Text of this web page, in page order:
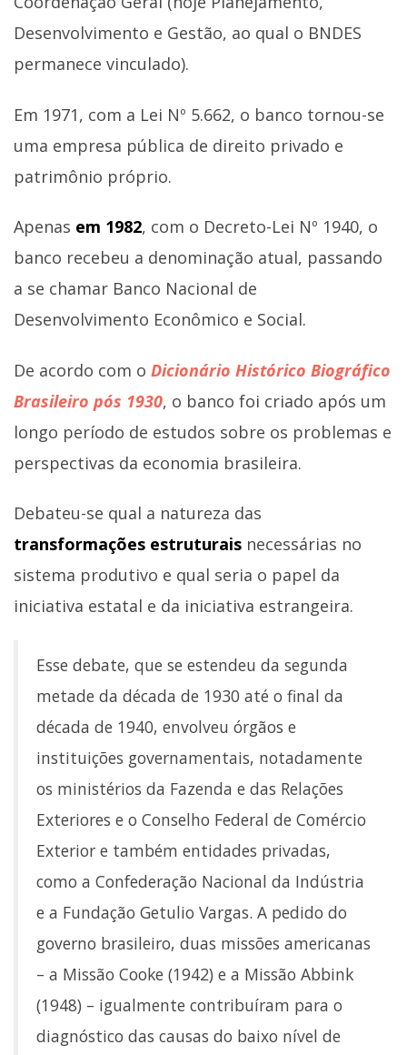
Desenvolvimento e Gestão, ao qual o BNDES
permanece vinculado).
Em 1971, com a Lei Nº 5.662, o banco tornou-se
uma empresa pública de direito privado e
patrimônio próprio.
Apenas em 1982, com o Decreto-Lei Nº 1940, o
banco recebeu a denominação atual, passando
a se chamar Banco Nacional de
Desenvolvimento Econômico e Social.
De acordo com o Dicionário Histórico Biográfico
Brasileiro pós 1930, o banco foi criado após um
longo período de estudos sobre os problemas e
perspectivas da economia brasileira.
Debateu-se qual a natureza das
transformações estruturais necessárias no
sistema produtivo e qual seria o papel da
iniciativa estatal e da iniciativa estrangeira.
Esse debate, que se estendeu da segunda
metade da década de 1930 até o final da
década de 1940, envolveu órgãos e
instituições governamentais, notadamente
os ministérios da Fazenda e das Relações
Exteriores e o Conselho Federal de Comércio
Exterior e também entidades privadas,
como a Confederação Nacional da Indústria
e a Fundação Getulio Vargas. A pedido do
governo brasileiro, duas missões americanas
– a Missão Cooke (1942) e a Missão Abbink
(1948) – igualmente contribuíram para o
diagnóstico das causas do baixo nível de